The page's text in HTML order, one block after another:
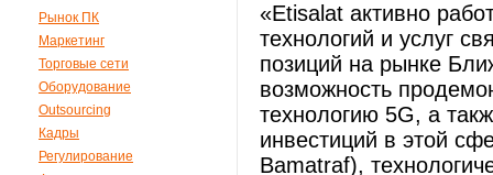
Рынок ПК
Маркетинг
Торговые сети
Оборудование
Outsourcing
Кадры
Регулирование
«Etisalat активно
технологий и услуг
позиций на рынке
возможность
технологию 5G, а
инвестиций в этой
Bamatraf),